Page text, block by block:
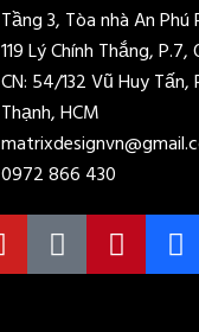
Tầng 3, Tòa nhà An Phú
119 Lý Chính Thắng, P.7,
CN: 54/132 Vũ Huy Tấn,
Thạnh, HCM
0972 866 430